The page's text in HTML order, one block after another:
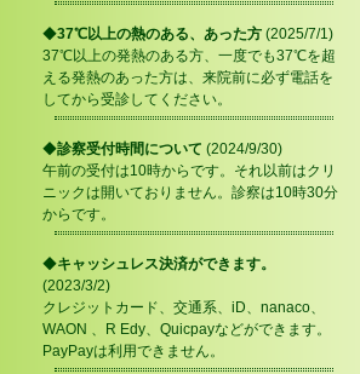
◆37℃以上の熱のある、あった方 (2025/7/1)
37℃以上の発熱のある方、一度でも37℃を超
える発熱のあった方は、来院前に必ず電話を
してから受診してください。
◆診察受付時間について (2024/9/30)
午前の受付は10時からです。それ以前はクリ
ニックは開いておりません。診察は10時30分
からです。
◆キャッシュレス決済ができます。
(2023/3/2)
クレジットカード、交通系、iD、nanaco、
WAON 、R Edy、Quicpayなどができます。
PayPayは利用できません。